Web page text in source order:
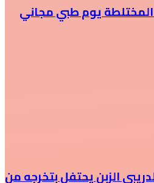
المختلطة يوم طبي مجاني
الزبن يحتفل بتخرجه من